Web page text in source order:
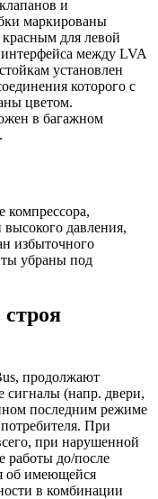
и
маркированы
для левой
интерфейса между LVA
установлен
которого с
цветом.
в багажном
компрессора,
давления,
избыточного
убраны под
продолжают
сигналы (напр. двери,
последним режиме
При
при нарушенной
работы до/после
об имеющейся
в комбинации